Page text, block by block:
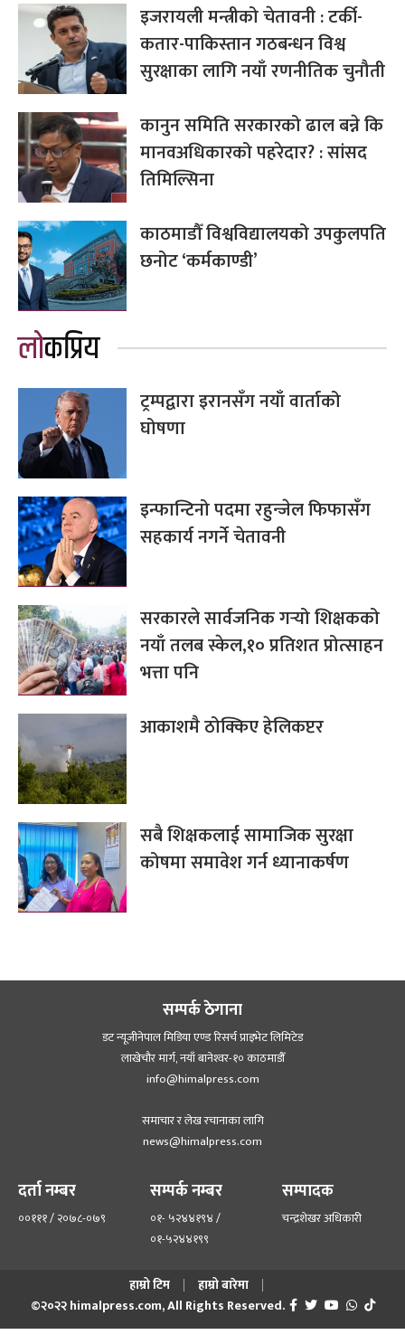
इजरायली मन्त्रीको चेतावनी : टर्की-
कतार-पाकिस्तान गठबन्धन विश्व
सुरक्षाका लागि नयाँ रणनीतिक चुनौती
कानुन समिति सरकारको ढाल बन्ने कि
मानवअधिकारको पहरेदार? : सांसद
तिमिल्सिना
काठमाडौँ विश्वविद्यालयको उपकुलपति
छनोट ‘कर्मकाण्डी’
लोकप्रिय
ट्रम्पद्वारा इरानसँग नयाँ वार्ताको
घोषणा
इन्फान्टिनो पदमा रहुन्जेल फिफासँग
सहकार्य नगर्ने चेतावनी
सरकारले सार्वजनिक गर्‍यो शिक्षकको
नयाँ तलब स्केल,१० प्रतिशत प्रोत्साहन
भत्ता पनि
आकाशमै ठोक्किए हेलिकप्टर
सबै शिक्षकलाई सामाजिक सुरक्षा
कोषमा समावेश गर्न ध्यानाकर्षण
सम्पर्क ठेगाना
डट न्यूजीनेपाल मिडिया एण्ड रिसर्च प्राइभेट लिमिटेड
लाखेचौर मार्ग, नयाँ बानेश्‍वर-१० काठमाडौँ
info@himalpress.com
समाचार र लेख रचानाका लागि
news@himalpress.com
दर्ता नम्बर
००१११ / २०७८-०७९
सम्पर्क नम्बर
०१- ५२४४१९४ /
०१-५२४४१९९
सम्पादक
चन्द्रशेखर अधिकारी
हाम्रो टिम
हाम्रो बारेमा
©२०२२ himalpress.com, All Rights Reserved.